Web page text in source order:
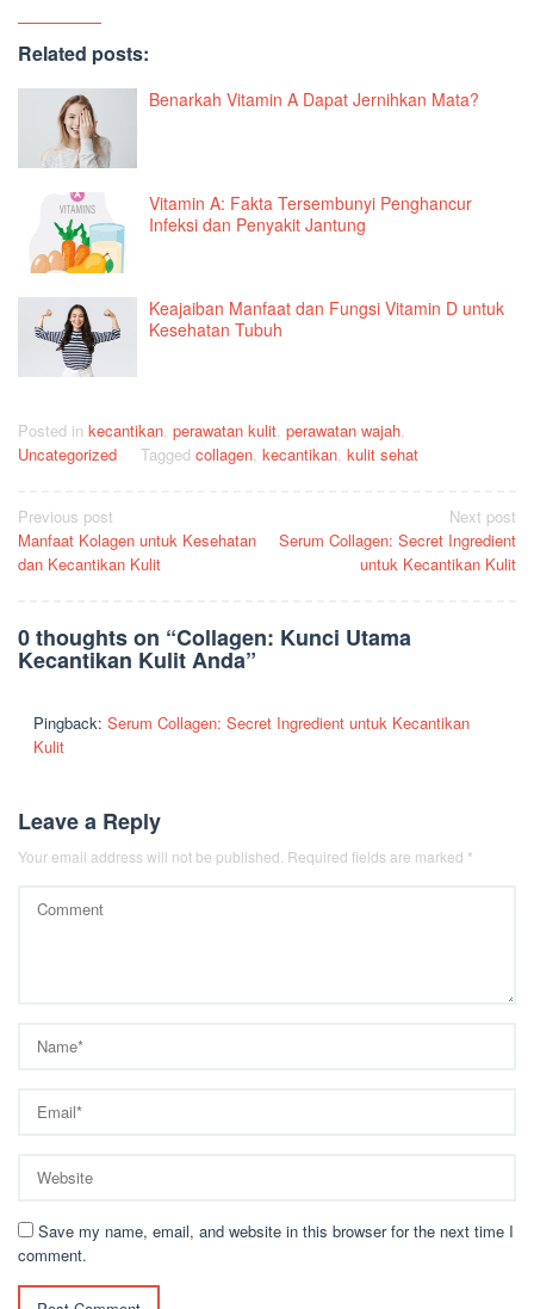
Related posts:
Benarkah Vitamin A Dapat Jernihkan Mata?
Vitamin A: Fakta Tersembunyi Penghancur
Infeksi dan Penyakit Jantung
Keajaiban Manfaat dan Fungsi Vitamin D untuk
Kesehatan Tubuh
Posted in kecantikan, perawatan kulit, perawatan wajah,
Uncategorized
Tagged collagen, kecantikan, kulit sehat
Post
navigation
Previous post
Manfaat Kolagen untuk Kesehatan
dan Kecantikan Kulit
Next post
Serum Collagen: Secret Ingredient
untuk Kecantikan Kulit
0 thoughts on “Collagen: Kunci Utama
Kecantikan Kulit Anda”
Pingback: Serum Collagen: Secret Ingredient untuk Kecantikan
Kulit
Leave a Reply
Your email address will not be published. Required fields are marked *
Save my name, email, and website in this browser for the next time I
comment.